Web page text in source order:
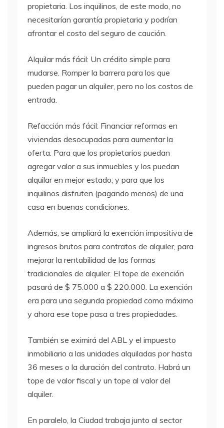
propietaria. Los inquilinos, de este modo, no
necesitarían garantía propietaria y podrían
afrontar el costo del seguro de caución.
Alquilar más fácil: Un crédito simple para
mudarse. Romper la barrera para los que
pueden pagar un alquiler, pero no los costos de
entrada.
Refacción más fácil: Financiar reformas en
viviendas desocupadas para aumentar la
oferta. Para que los propietarios puedan
agregar valor a sus inmuebles y los puedan
alquilar en mejor estado; y para que los
inquilinos disfruten (pagando menos) de una
casa en buenas condiciones.
Además, se ampliará la exención impositiva de
ingresos brutos para contratos de alquiler, para
mejorar la rentabilidad de las formas
tradicionales de alquiler. El tope de exención
pasará de $ 75.000 a $ 220.000. La exención
era para una segunda propiedad como máximo
y ahora ese tope pasa a tres propiedades.
También se eximirá del ABL y el impuesto
inmobiliario a las unidades alquiladas por hasta
36 meses o la duración del contrato. Habrá un
tope de valor fiscal y un tope al valor del
alquiler.
En paralelo, la Ciudad trabaja junto al sector